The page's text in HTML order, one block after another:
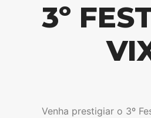
3º
Venha prestigiar o 3º